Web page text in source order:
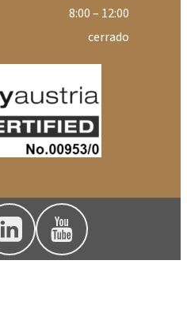
8:00 – 12:00
cerrado